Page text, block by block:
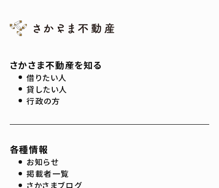
さかさま不動産を知る
借りたい人
貸したい人
行政の方
各種情報
お知らせ
掲載者一覧
さかさまブログ